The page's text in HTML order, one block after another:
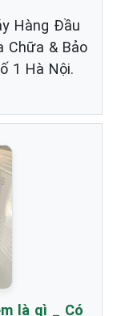
Hàng Đầu
Chữa & Bảo
1 Hà Nội.
là gì _ Có